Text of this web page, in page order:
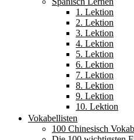
1. Lektion
2. Lektion
3. Lektion
4. Lektion
5. Lektion
6. Lektion
7. Lektion
8. Lektion
9. Lektion
10. Lektion
Vokabellisten
100 Chinesisch